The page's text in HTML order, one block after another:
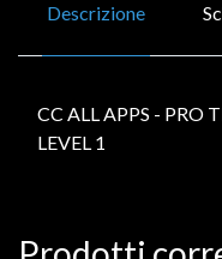
Descrizione
CC ALL APPS - PRO
LEVEL 1